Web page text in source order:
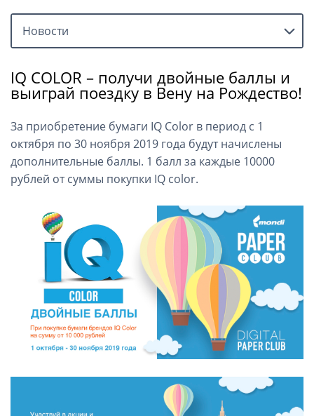
Новости
IQ COLOR – получи двойные баллы и
выиграй поездку в Вену на Рождество!
За приобретение бумаги IQ Color в период с 1
октября по 30 ноября 2019 года будут начислены
дополнительные баллы. 1 балл за каждые 10000
рублей от суммы покупки IQ color.